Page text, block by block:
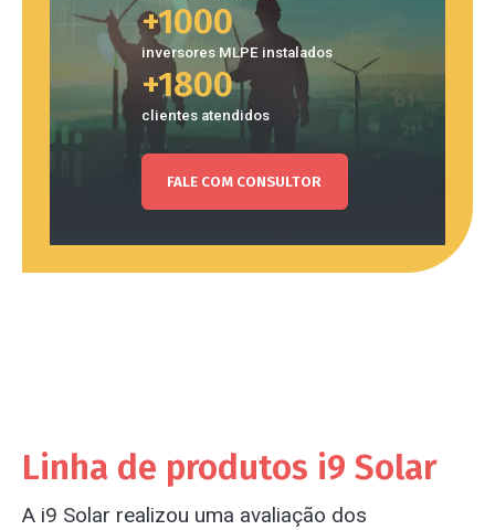
+1000
inversores MLPE instalados
+1800
clientes atendidos
FALE COM CONSULTOR
Linha de produtos i9 Solar
A i9 Solar realizou uma avaliação dos